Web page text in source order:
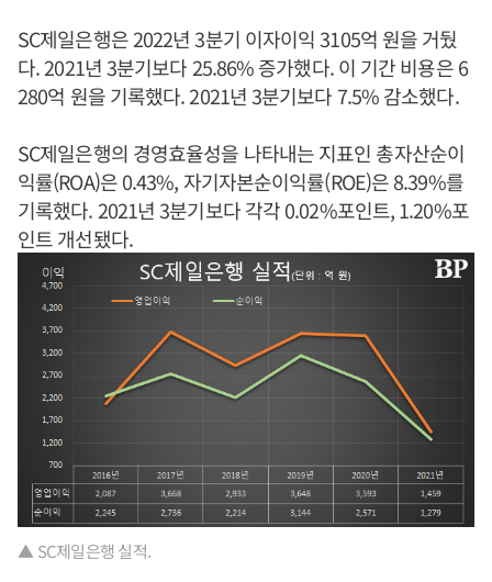
SC제일은행은 2022년 3분기 이자이익 3105억 원을 거뒀
다. 2021년 3분기보다 25.86% 증가했다. 이 기간 비용은 6
280억 원을 기록했다. 2021년 3분기보다 7.5% 감소했다.
SC제일은행의 경영효율성을 나타내는 지표인 총자산순이
익률(ROA)은 0.43%, 자기자본순이익률(ROE)은 8.39%를
기록했다. 2021년 3분기보다 각각 0.02%포인트, 1.20%포
인트 개선됐다.
▲ SC제일은행 실적.